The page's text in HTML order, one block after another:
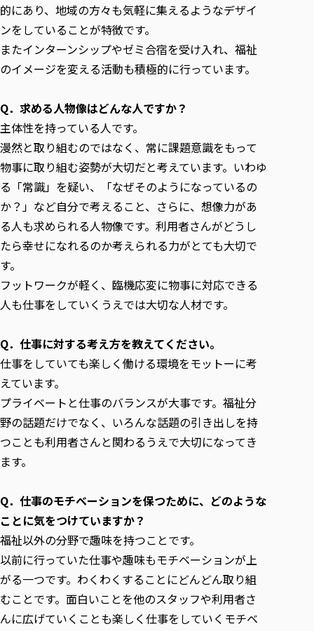
的にあり、地域の方々も気軽に集えるようなデザイ
ンをしていることが特徴です。
またインターンシップやゼミ合宿を受け入れ、福祉
のイメージを変える活動も積極的に行っています。
Q．求める人物像はどんな人ですか？
主体性を持っている人です。
漫然と取り組むのではなく、常に課題意識をもって
物事に取り組む姿勢が大切だと考えています。いわゆ
る「常識」を疑い、「なぜそのようになっているの
か？」など自分で考えること、さらに、想像力があ
る人も求められる人物像です。利用者さんがどうし
たら幸せになれるのか考えられる力がとても大切で
す。
フットワークが軽く、臨機応変に物事に対応できる
人も仕事をしていくうえでは大切な人材です。
Q．仕事に対する考え方を教えてください。
仕事をしていても楽しく働ける環境をモットーに考
えています。
プライベートと仕事のバランスが大事です。福祉分
野の話題だけでなく、いろんな話題の引き出しを持
つことも利用者さんと関わるうえで大切になってき
ます。
Q．仕事のモチベーションを保つために、どのような
ことに気をつけていますか？
福祉以外の分野で趣味を持つことです。
以前に行っていた仕事や趣味もモチベーションが上
がる一つです。わくわくすることにどんどん取り組
むことです。面白いことを他のスタッフや利用者さ
んに広げていくことも楽しく仕事をしていくモチベ